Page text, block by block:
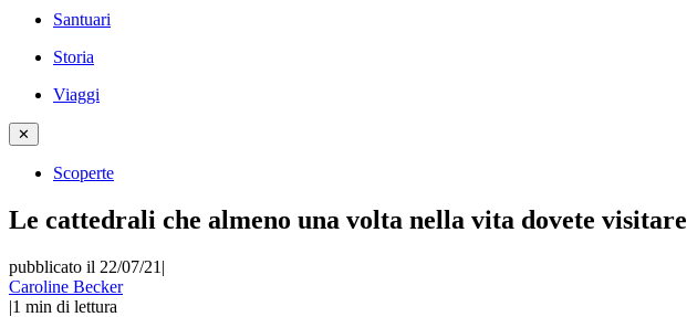
Santuari
Storia
Viaggi
✕
Scoperte
Le cattedrali che almeno una volta nella vita dovete visitare
pubblicato il 22/07/21 |
Caroline Becker
|1 min di lettura